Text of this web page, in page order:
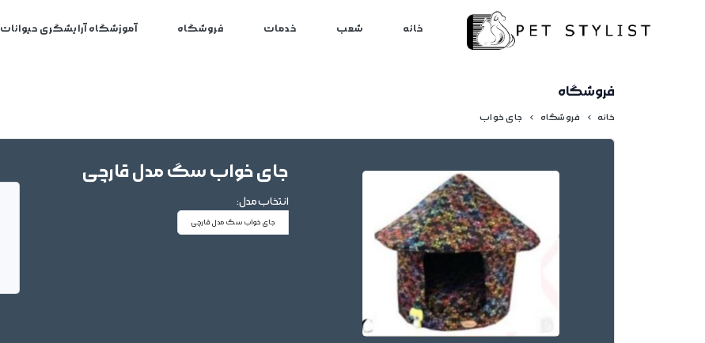
خانه شعب خدمات فروشگاه آموزشگاه آرایشگری حیوانات
فروشگاه
خانه فروشگاه جای خواب
جای خواب سگ مدل قارچی
انتخاب مدل:
جای خواب سگ مدل قارچی